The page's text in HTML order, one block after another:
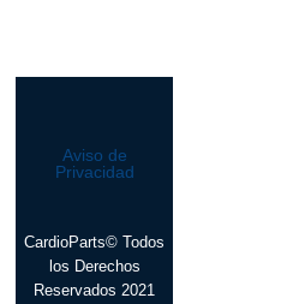
Aviso de
Privacidad
CardioParts© Todos
los Derechos
Reservados 2021